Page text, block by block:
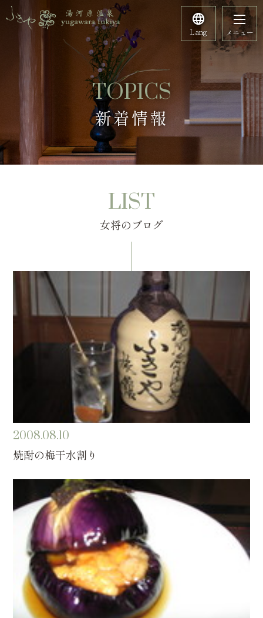
Lang メニュー
TOPICS
新着情報
LIST
女将のブログ
2008.08.10
焼酎の梅干水割り